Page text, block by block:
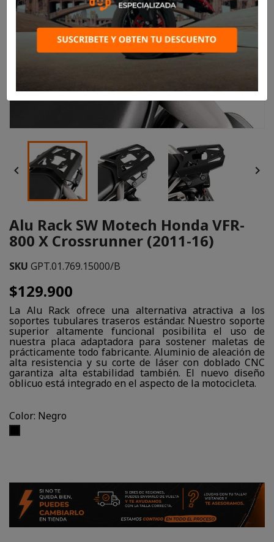
 
Alu Rack SW Motech Honda VFR-
800 X Crossrunner (2011-16)
SKU GPT.01.769.15000/B
$129.900
La Alu Rack ofrece una alternativa atractiva a los
soportes tubulares traseros estándar. Nuestro soporte
superior altamente funcional posibilita el uso de
nuestra placa adaptadora para sostener maletas de
prácticamente todo fabricante. Aluminio de aleación de
alta resistencia y su corte de láser con doblado CNC
garantiza alta estabilidad también. El nuevo diseño
oblicuo está integrado en el aspecto de la motocicleta.
Color: Negro